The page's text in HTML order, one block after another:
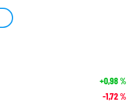
+0,98%
-1,72%